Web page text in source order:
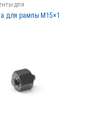
для
стендов
для рампы М15×1